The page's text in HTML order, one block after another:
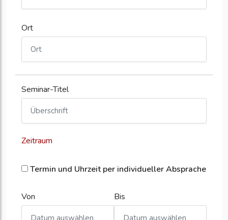
Ort
Seminar-Titel
Zeitraum
Termin und Uhrzeit per individueller Absprache
Von Bis